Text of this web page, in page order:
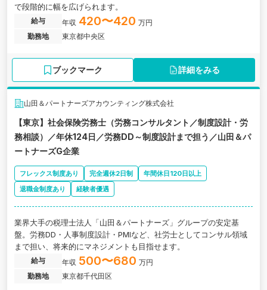
で段階的に幅を広げられます。
給与 年収 420〜420 万円
勤務地
東京都中央区
ブックマーク 詳細をみる
山田＆パートナーズアカウンティング株式会社
【東京】社会保険労務士（労務コンサルタント／制度設計・労
務相談）／年休124日／労務DD～制度設計まで担う／山田＆パ
ートナーズG企業
フレックス制度あり 完全週休2日制
年間休日120日以上
退職金制度あり
経験者優遇
業界大手の税理士法人「山田＆パートナーズ」グループの安定基
盤。労務DD・人事制度設計・PMIなど、社労士としてコンサル領域
まで担い、将来的にマネジメントも目指せます。
給与 年収 500〜680 万円
勤務地
東京都千代田区